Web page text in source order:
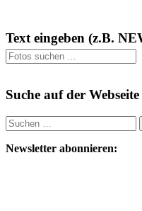
Text eingeben (z.B.
Suche auf der
Suchen
nach:
Newsletter abonnieren: